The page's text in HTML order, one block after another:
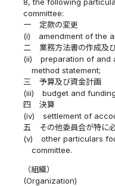
committee:
一
定款の変更
(i)
amendment of the
二
業務方法書の作成及
(ii)
preparation of and
method statement;
三
予算及び資金計画
(iii)
budget and
四
決算
(iv)
settlement of
五
その他委員会が特に
(v)
other particulars
committee.
（組織）
(Organization)